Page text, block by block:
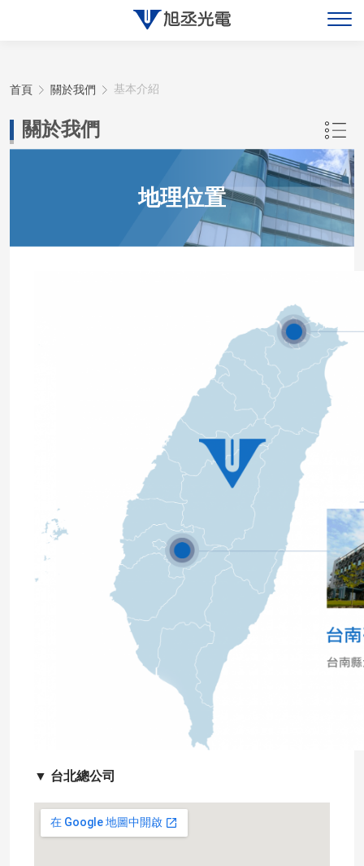
最新消息
產品展示
聯絡旭丞
首頁 關於我們 基本介紹
關於我們
地理位置
▼ 台北總公司